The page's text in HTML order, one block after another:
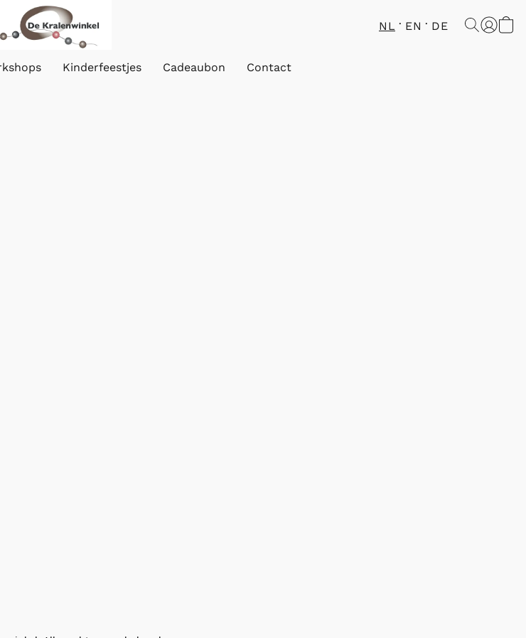
NL EN DE
Kinderfeestjes Cadeaubon Contact